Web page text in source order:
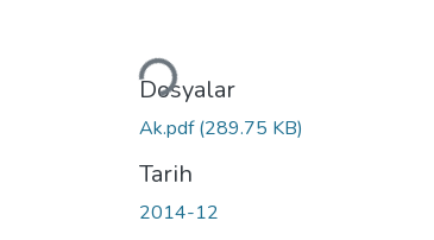
Yükleniyor...
Dosyalar
Ak.pdf(289.75 KB)
Tarih
2014-12